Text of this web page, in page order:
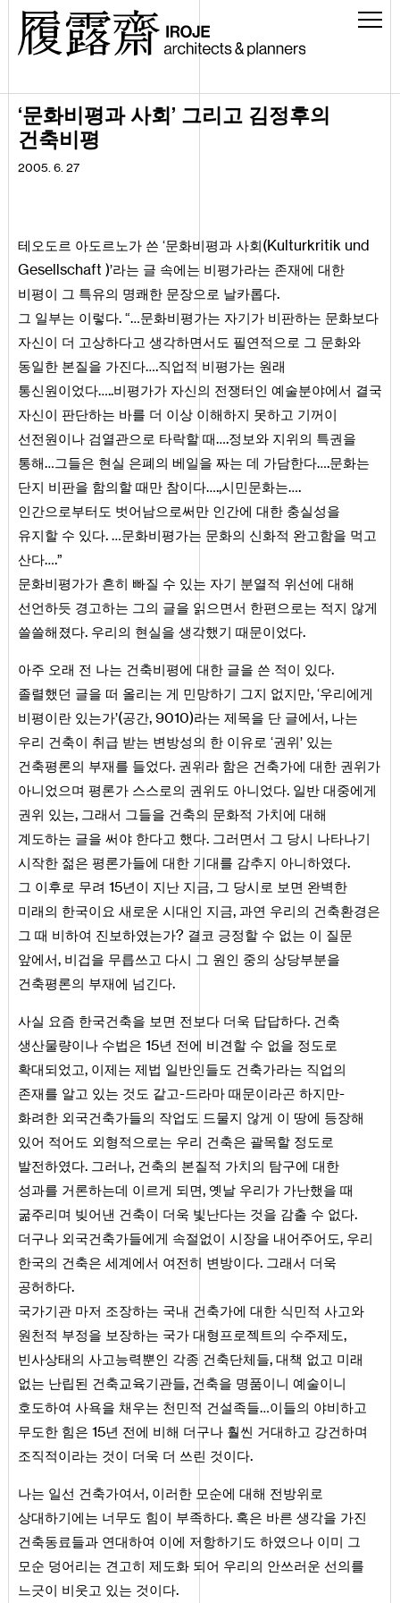
‘문화비평과 사회’ 그리고 김정후의
건축비평
2005. 6. 27
테오도르 아도르노가 쓴 ‘문화비평과 사회(Kulturkritik und
Gesellschaft )’라는 글 속에는 비평가라는 존재에 대한
비평이 그 특유의 명쾌한 문장으로 날카롭다.
그 일부는 이렇다. “…문화비평가는 자기가 비판하는 문화보다
자신이 더 고상하다고 생각하면서도 필연적으로 그 문화와
동일한 본질을 가진다….직업적 비평가는 원래
통신원이었다…..비평가가 자신의 전쟁터인 예술분야에서 결국
자신이 판단하는 바를 더 이상 이해하지 못하고 기꺼이
선전원이나 검열관으로 타락할 때….정보와 지위의 특권을
통해…그들은 현실 은폐의 베일을 짜는 데 가담한다….문화는
단지 비판을 함의할 때만 참이다….,시민문화는….
인간으로부터도 벗어남으로써만 인간에 대한 충실성을
유지할 수 있다. …문화비평가는 문화의 신화적 완고함을 먹고
산다….”
문화비평가가 흔히 빠질 수 있는 자기 분열적 위선에 대해
선언하듯 경고하는 그의 글을 읽으면서 한편으로는 적지 않게
쓸쓸해졌다. 우리의 현실을 생각했기 때문이었다.
아주 오래 전 나는 건축비평에 대한 글을 쓴 적이 있다.
졸렬했던 글을 떠 올리는 게 민망하기 그지 없지만, ‘우리에게
비평이란 있는가’(공간, 9010)라는 제목을 단 글에서, 나는
우리 건축이 취급 받는 변방성의 한 이유로 ‘권위’ 있는
건축평론의 부재를 들었다. 권위라 함은 건축가에 대한 권위가
아니었으며 평론가 스스로의 권위도 아니었다. 일반 대중에게
권위 있는, 그래서 그들을 건축의 문화적 가치에 대해
계도하는 글을 써야 한다고 했다. 그러면서 그 당시 나타나기
시작한 젊은 평론가들에 대한 기대를 감추지 아니하였다.
그 이후로 무려 15년이 지난 지금, 그 당시로 보면 완벽한
미래의 한국이요 새로운 시대인 지금, 과연 우리의 건축환경은
그 때 비하여 진보하였는가? 결코 긍정할 수 없는 이 질문
앞에서, 비겁을 무릅쓰고 다시 그 원인 중의 상당부분을
건축평론의 부재에 넘긴다.
사실 요즘 한국건축을 보면 전보다 더욱 답답하다. 건축
생산물량이나 수법은 15년 전에 비견할 수 없을 정도로
확대되었고, 이제는 제법 일반인들도 건축가라는 직업의
존재를 알고 있는 것도 같고-드라마 때문이라곤 하지만-
화려한 외국건축가들의 작업도 드물지 않게 이 땅에 등장해
있어 적어도 외형적으로는 우리 건축은 괄목할 정도로
발전하였다. 그러나, 건축의 본질적 가치의 탐구에 대한
성과를 거론하는데 이르게 되면, 옛날 우리가 가난했을 때
굶주리며 빚어낸 건축이 더욱 빛난다는 것을 감출 수 없다.
더구나 외국건축가들에게 속절없이 시장을 내어주어도, 우리
한국의 건축은 세계에서 여전히 변방이다. 그래서 더욱
공허하다.
국가기관 마저 조장하는 국내 건축가에 대한 식민적 사고와
원천적 부정을 보장하는 국가 대형프로젝트의 수주제도,
빈사상태의 사고능력뿐인 각종 건축단체들, 대책 없고 미래
없는 난립된 건축교육기관들, 건축을 명품이니 예술이니
호도하여 사욕을 채우는 천민적 건설족들…이들의 야비하고
무도한 힘은 15년 전에 비해 더구나 훨씬 거대하고 강건하며
조직적이라는 것이 더욱 더 쓰린 것이다.
나는 일선 건축가여서, 이러한 모순에 대해 전방위로
상대하기에는 너무도 힘이 부족하다. 혹은 바른 생각을 가진
건축동료들과 연대하여 이에 저항하기도 하였으나 이미 그
모순 덩어리는 견고히 제도화 되어 우리의 안쓰러운 선의를
느긋이 비웃고 있는 것이다.